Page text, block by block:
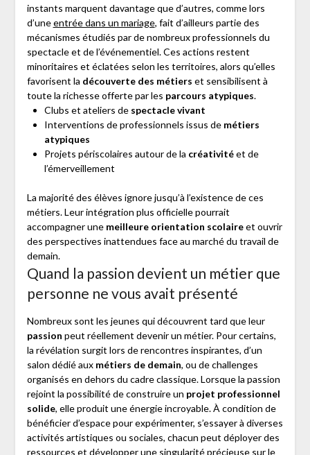
instants marquent davantage que d’autres, comme lors
d’uneentrée dans un mariage, fait d’ailleurs partie des
mécanismes étudiés par de nombreux professionnels du
spectacle et de l’événementiel. Ces actions restent
minoritaires et éclatées selon les territoires, alors qu’elles
favorisent la découverte des métiers et sensibilisent à
toute la richesse offerte par les parcours atypiques.
Clubs et ateliers de spectacle vivant
Interventions de professionnels issus de métiers
atypiques
Projets périscolaires autour de la créativitéet de
l’émerveillement
La majorité des élèves ignore jusqu’à l’existence de ces
métiers. Leur intégration plus officielle pourrait
accompagner une meilleure orientation scolaireet ouvrir
des perspectives inattendues face au marché du travail de
demain.
Quand la passion devient un métier que
personne ne vous avait présenté
Nombreux sont les jeunes qui découvrent tard que leur
passion peut réellement devenir un métier. Pour certains,
la révélation surgit lors de rencontres inspirantes, d’un
salon dédié aux métiers de demain, ou de challenges
organisés en dehors du cadre classique. Lorsque la passion
rejoint la possibilité de construire un projet professionnel
solide, elle produit une énergie incroyable. À condition de
bénéficier d’espace pour expérimenter, s’essayer à diverses
activités artistiques ou sociales, chacun peut déployer des
ressources et développer une singularité précieuse sur le